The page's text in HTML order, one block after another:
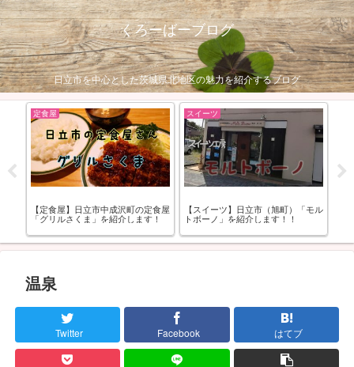
くろーばーブログ
日立市を中心とした茨城県北地区の魅力を紹介するブログ
定食屋
【定食屋】日立市中成沢町の定食屋
「グリルさくま」を紹介します！
スイーツ
【スイーツ】日立市（旭町）「モル
トボーノ」を紹介します！！
温泉
Twitter Facebook はてブ